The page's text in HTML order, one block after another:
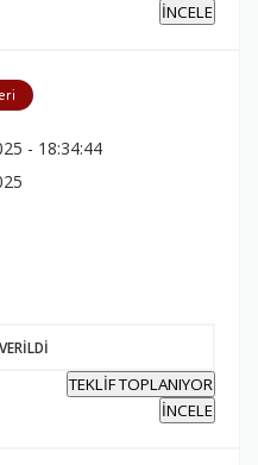
İNCELE
- 18:34:44
TEKLİF TOPLANIYOR
İNCELE